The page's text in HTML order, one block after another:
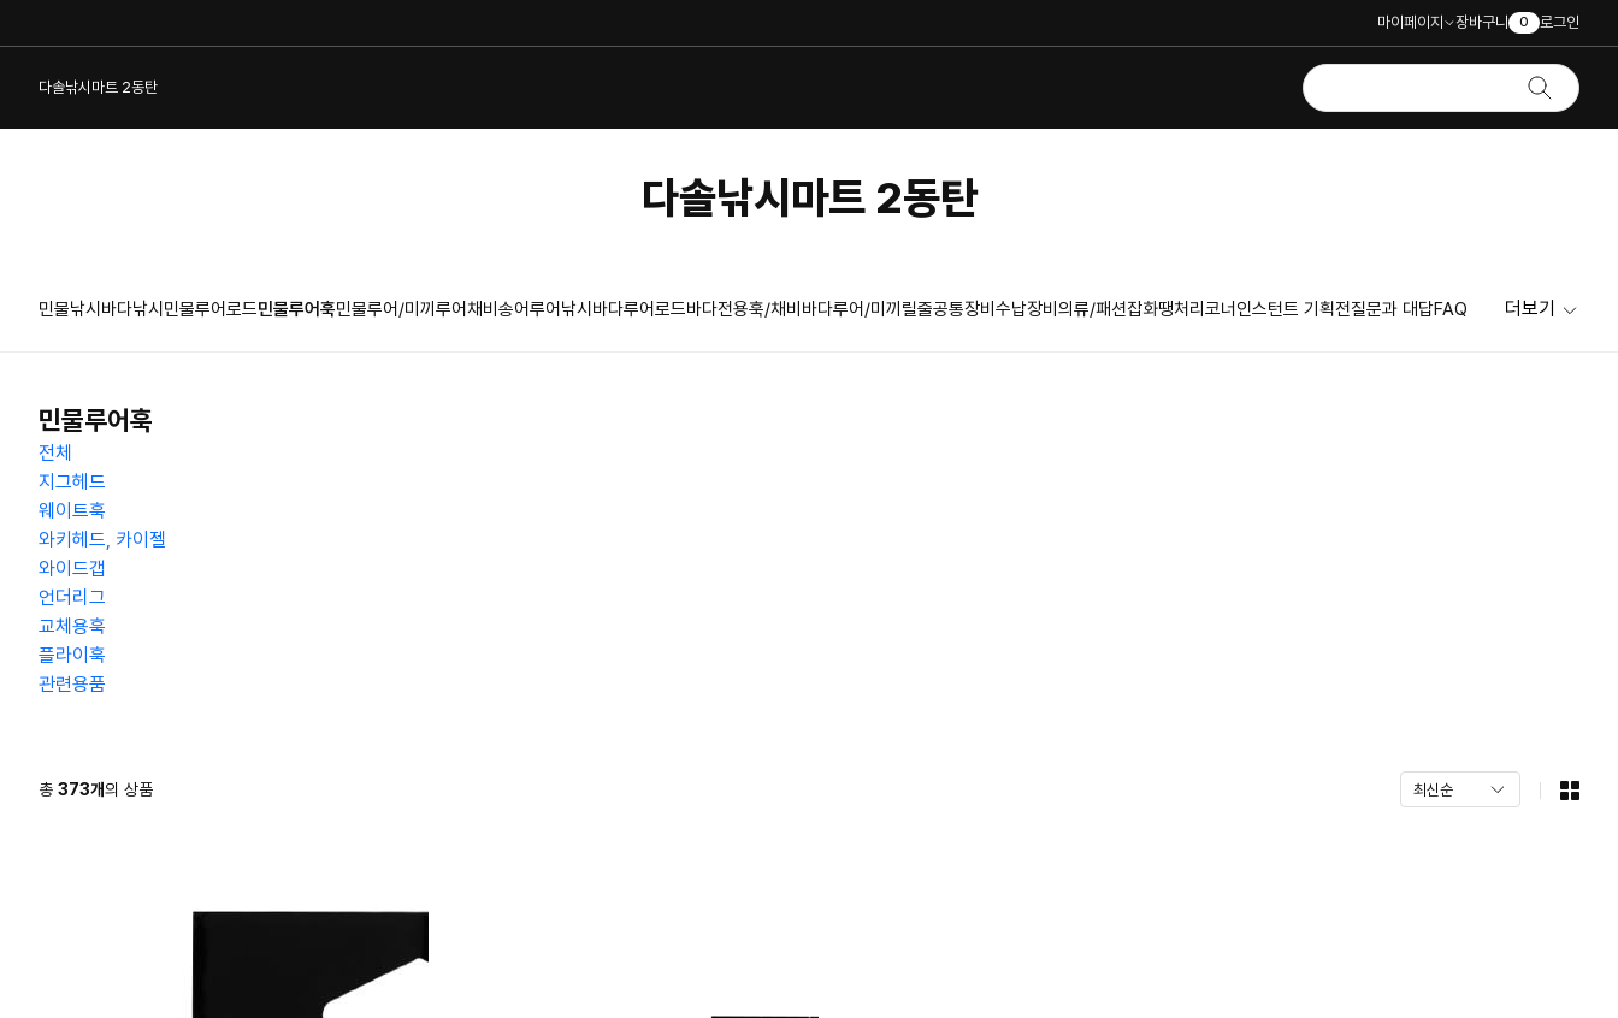
마이페이지 장바구니 0 로그인
다솔낚시마트 2동탄
다솔낚시마트 2동탄
민물낚시 바다낚시 민물루어로드민물루어훅민물루어/미끼 루어채비 송어루어낚시 바다루어로드바다전용훅/채비 바다루어/미끼 릴줄공통장비 수납장비 의류/패션잡화땡처리코너 인스턴트 기획전질문과 대답FAQ 더보기
민물루어훅
전체
지그헤드
웨이트훅
와키헤드, 카이젤
와이드갭
언더리그
교체용훅
플라이훅
관련용품
총 373개의 상품